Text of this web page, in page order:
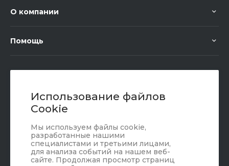
Использование файлов
Cookie
Мы используем файлы cookie,
разработанные нашими
специалистами и третьими лицами,
для анализа событий на нашем веб-
сайте. Продолжая просмотр страниц
О компании
Помощь
г. Юрюзань, ул. Пролетарская, 101